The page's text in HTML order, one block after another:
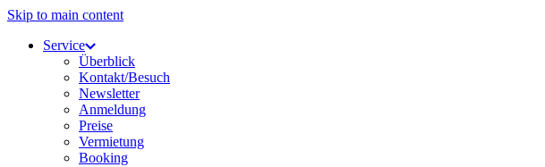
Skip to main content
Service
Überblick
Kontakt/Besuch
Newsletter
Anmeldung
Preise
Vermietung
Booking